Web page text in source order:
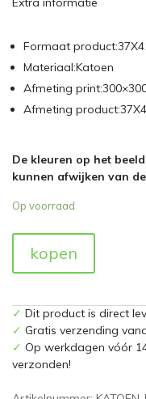
Formaat
Materiaal:Katoen
Afmeting
Afmeting
De kleuren op het
kunnen afwijken van
Op voorraad
kopen
✓ Dit product is direct
✓ Gratis verzending
✓ Op werkdagen vóór
verzonden!